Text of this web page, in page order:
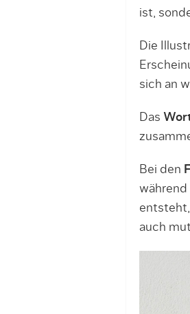
ist,
Die
sich an
Das
Bei den
auch